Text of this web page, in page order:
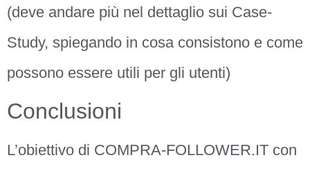
(deve andare più nel dettaglio sui Case-
Study, spiegando in cosa consistono e come
possono essere utili per gli utenti)
Conclusioni
L’obiettivo di COMPRA-FOLLOWER.IT con